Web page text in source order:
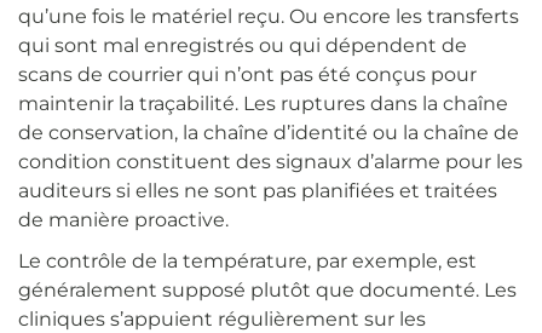
qu’une fois le matériel reçu. Ou encore les transferts
qui sont mal enregistrés ou qui dépendent de
scans de courrier qui n’ont pas été conçus pour
maintenir la traçabilité. Les ruptures dans la chaîne
de conservation, la chaîne d’identité ou la chaîne de
condition constituent des signaux d’alarme pour les
auditeurs si elles ne sont pas planifiées et traitées
de manière proactive.
Le contrôle de la température, par exemple, est
généralement supposé plutôt que documenté. Les
cliniques s’appuient régulièrement sur les